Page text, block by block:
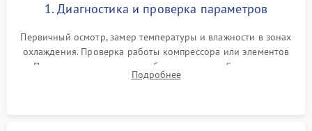
1. Диагностика и проверка параметров
Первичный осмотр, замер температуры и влажности в зонах
охлаждения. Проверка работы компрессора или элементов
Пельтье, оценка уровня вибрации и шума. Считывание
ошибок с модуля управления.
Подробнее